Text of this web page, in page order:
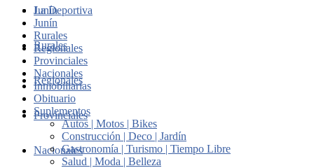
Junín
Rurales
Regionales
Provinciales
Nacionales
La Deportiva
Junín
Rurales
Regionales
Provinciales
Nacionales
Inmobiliarias
Obituario
Suplementos
Autos | Motos | Bikes
Construcción | Deco | Jardín
Gastronomía | Turismo | Tiempo Libre
Salud | Moda | Belleza